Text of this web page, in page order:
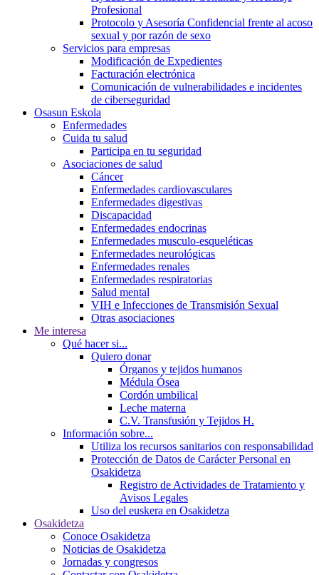
Profesional
Protocolo y Asesoría Confidencial frente al acoso
sexual y por razón de sexo
Servicios para empresas
Modificación de Expedientes
Facturación electrónica
Comunicación de vulnerabilidades e incidentes
de ciberseguridad
Osasun Eskola
Enfermedades
Cuida tu salud
Participa en tu seguridad
Asociaciones de salud
Cáncer
Enfermedades cardiovasculares
Enfermedades digestivas
Discapacidad
Enfermedades endocrinas
Enfermedades musculo-esqueléticas
Enfermedades neurológicas
Enfermedades renales
Enfermedades respiratorias
Salud mental
VIH e Infecciones de Transmisión Sexual
Otras asociaciones
Me interesa
Qué hacer si...
Quiero donar
Órganos y tejidos humanos
Médula Ósea
Cordón umbilical
Leche materna
C.V. Transfusión y Tejidos H.
Información sobre...
Utiliza los recursos sanitarios con responsabilidad
Protección de Datos de Carácter Personal en
Osakidetza
Registro de Actividades de Tratamiento y
Avisos Legales
Uso del euskera en Osakidetza
Osakidetza
Conoce Osakidetza
Noticias de Osakidetza
Jornadas y congresos